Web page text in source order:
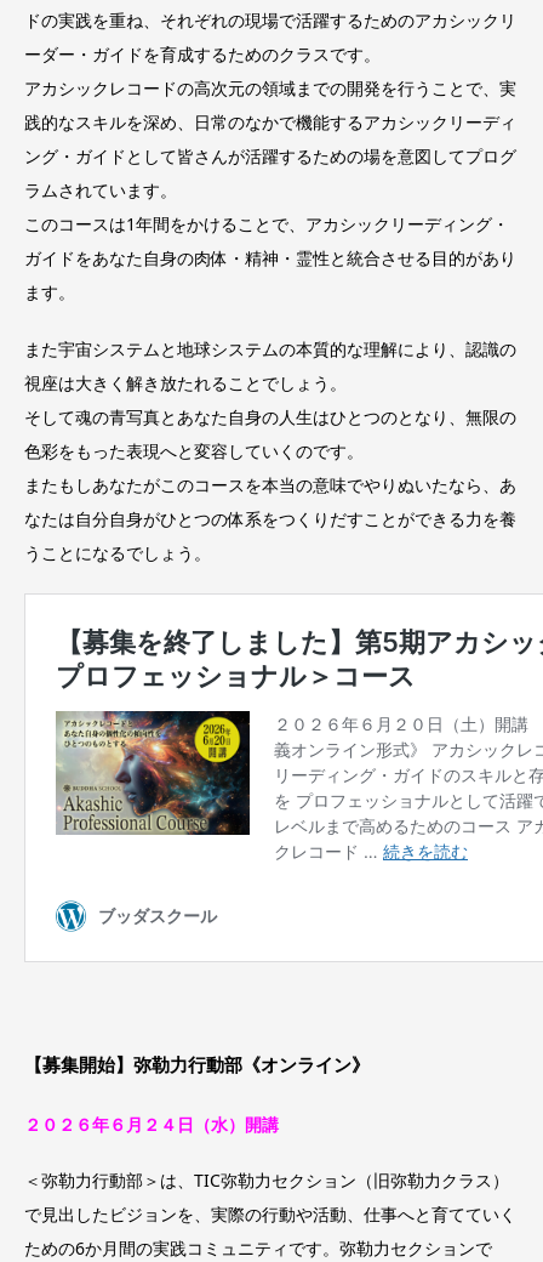
ドの実践を重ね、それぞれの現場で活躍するためのアカシックリ
ーダー・ガイドを育成するためのクラスです。
アカシックレコードの高次元の領域までの開発を行うことで、実
践的なスキルを深め、日常のなかで機能するアカシックリーディ
ング・ガイドとして皆さんが活躍するための場を意図してプログ
ラムされています。
このコースは1年間をかけることで、アカシックリーディング・
ガイドをあなた自身の肉体・精神・霊性と統合させる目的があり
ます。
また宇宙システムと地球システムの本質的な理解により、認識の
視座は大きく解き放たれることでしょう。
そして魂の青写真とあなた自身の人生はひとつのとなり、無限の
色彩をもった表現へと変容していくのです。
またもしあなたがこのコースを本当の意味でやりぬいたなら、あ
なたは自分自身がひとつの体系をつくりだすことができる力を養
うことになるでしょう。
【募集開始】弥勒力行動部《オンライン》
２０２６年６月２４日（水）開講
＜弥勒力行動部＞は、TIC弥勒力セクション（旧弥勒力クラス）
で見出したビジョンを、実際の行動や活動、仕事へと育てていく
ための6か月間の実践コミュニティです。弥勒力セクションで